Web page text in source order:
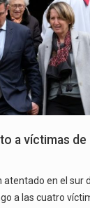
a víctimas de
atentado en el sur
a las cuatro